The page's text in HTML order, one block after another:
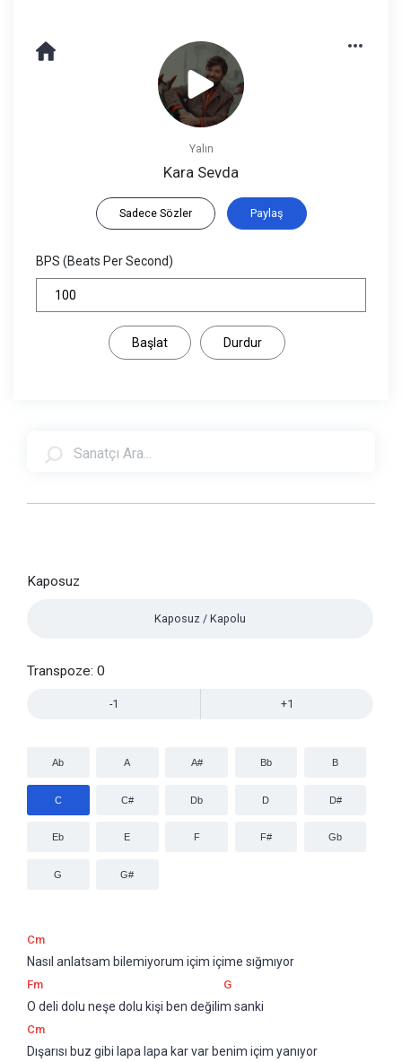
Yalın
Kara Sevda
Sadece Sözler Paylaş
BPS (Beats Per Second)
Başlat Durdur
Kaposuz
Kaposuz / Kapolu
Transpoze: 0
+1
-1
Ab A A# Bb B
C C# Db D D#
Eb E F F# Gb
G G#
Cm
Nasıl anlatsam bilemiyorum içim içime sığmıyor
Fm G
O deli dolu neşe dolu kişi ben değilim sanki
Cm
Dışarısı buz gibi lapa lapa kar var benim içim yanıyor